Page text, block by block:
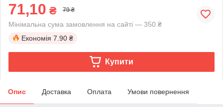
71,10 ₴ 79 ₴
Мінімальна сума замовлення на сайті — 350 ₴
Економія 7.90 ₴
Купити
Опис Доставка Оплата Умови повернення